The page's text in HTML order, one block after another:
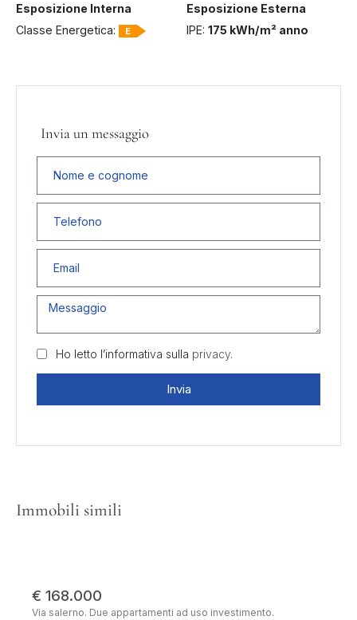
Esposizione Interna
Esposizione Esterna
Classe Energetica:
E IPE: 175 kWh/m² anno
Invia un messaggio
Ho letto l’informativa sulla privacy.
Invia
Immobili simili
€ 168.000
Via salerno. Due appartamenti ad uso investimento.